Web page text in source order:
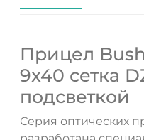
Прицел
9x40 сетка
подсветкой
Серия оптических